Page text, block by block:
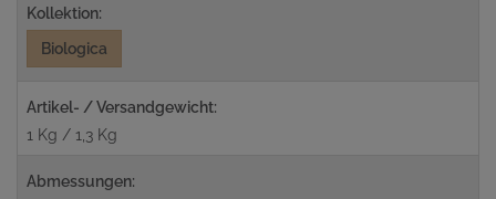
Kollektion:
Biologica
Artikel- / Versandgewicht:
1 Kg / 1,3 Kg
Abmessungen: